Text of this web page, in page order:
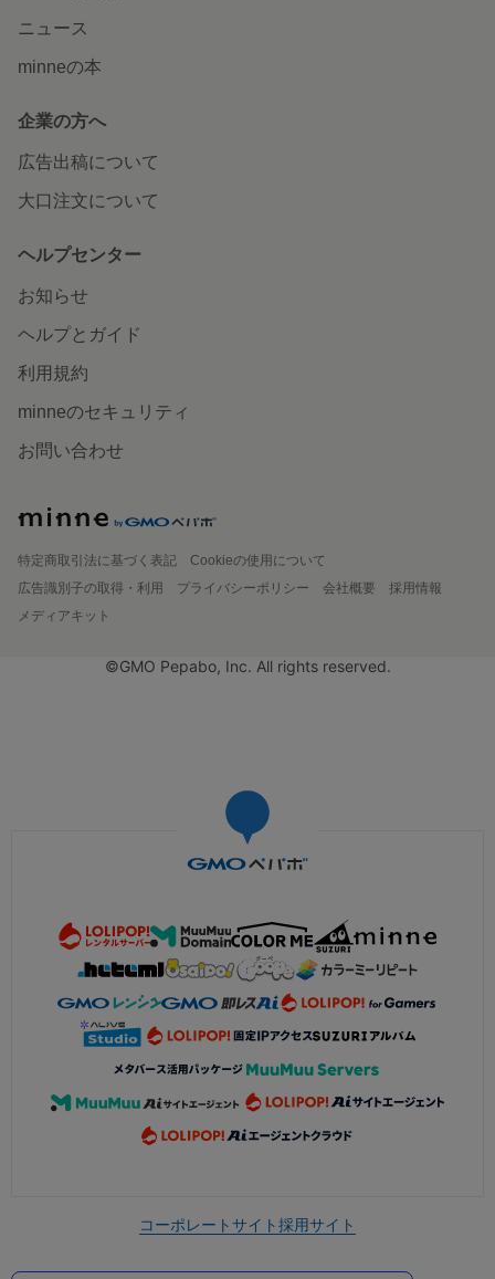
ニュース
minneの本
企業の方へ
広告出稿について
大口注文について
ヘルプセンター
お知らせ
ヘルプとガイド
利用規約
minneのセキュリティ
お問い合わせ
特定商取引法に基づく表記
Cookieの使用について
広告識別子の取得・利用
プライバシーポリシー 会社概要
採用情報
メディアキット
©GMO Pepabo, Inc. All rights reserved.
コーポレートサイト採用サイト